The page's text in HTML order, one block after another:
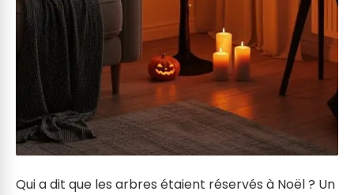
Qui a dit que les arbres étaient réservés à Noël ? Un